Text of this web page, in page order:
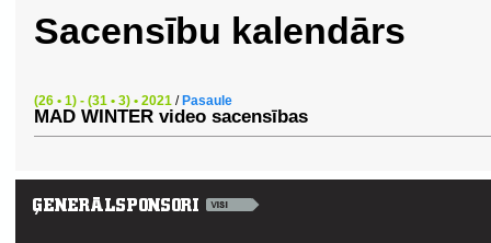
Sacensību kalendārs
(26 • 1) - (31 • 3) • 2021 / Pasaule
MAD WINTER video sacensības